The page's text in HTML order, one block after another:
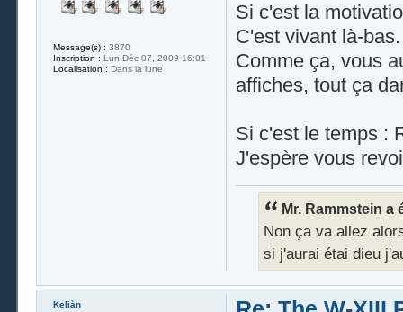
Si c'est la
C'est vivant là-bas.
Comme ça, vous
affiches, tout ça
Si c'est le temps :
J'espère vous
Mr. Rammstein a
Non ça va allez
si j'aurai étai dieu
Message(s) : 3870
Inscription : Lun Déc 07, 2009 16:01
Localisation : Dans la lune
Keliàn